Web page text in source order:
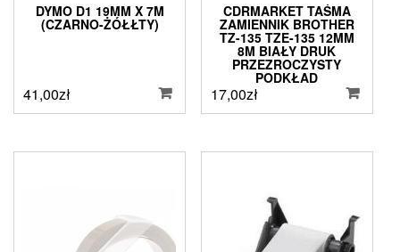
DYMO D1 19MM X 7M
(CZARNO-ŻÓŁŁTY)
41,00zł
CDRMARKET TAŚMA
ZAMIENNIK BROTHER
TZ-135 TZE-135 12MM
8M BIAŁY DRUK
PRZEZROCZYSTY
PODKŁAD
(CDR80007297)
17,00zł